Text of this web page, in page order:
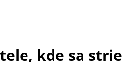
kde sa strie